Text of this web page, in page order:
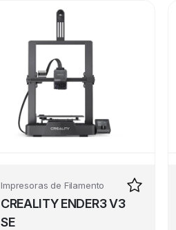
Impresoras de Filamento
CREALITY ENDER3 V3
SE